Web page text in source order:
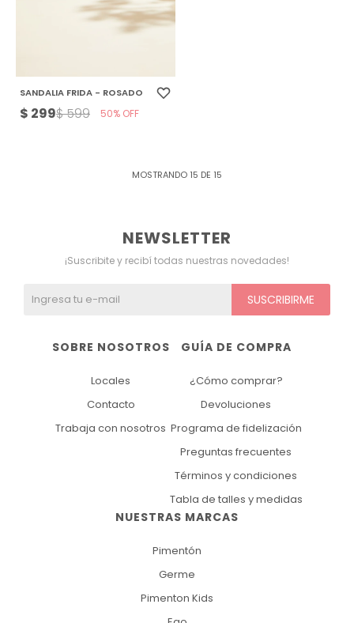
SANDALIA FRIDA - ROSADO
$ 299$599 50
MOSTRANDO 15 DE 15
NUESTRAS MARCAS
Pimentón
Germe
Pimenton Kids
GUÍA DE COMPRA
¿Cómo comprar?
Devoluciones
Programa de fidelización
Preguntas frecuentes
Términos y condiciones
Tabla de talles y medidas
SOBRE NOSOTROS
Locales
Contacto
Trabaja con nosotros
NEWSLETTER
¡Suscribite y recibí todas nuestras novedades!
SUSCRIBIRME